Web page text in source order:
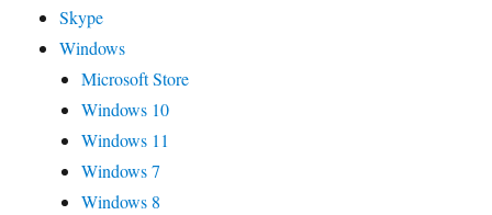
Skype
Windows
Microsoft Store
Windows 10
Windows 11
Windows 7
Windows 8